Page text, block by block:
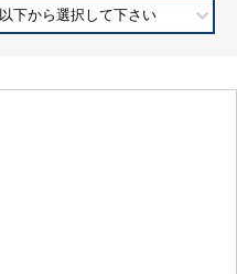
以下から選択して下さい